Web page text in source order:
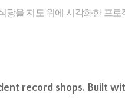
당을 지도 위에 시각화한 프로
record shops. Built